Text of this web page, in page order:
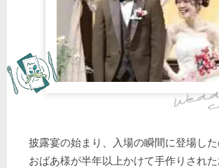
披露宴の始まり、入場の瞬間に登場し
おばあ様が半年以上かけて手作りされた